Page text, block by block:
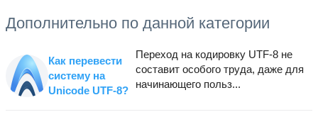
Дополнительно по данной категории
Как перевести
систему на
Unicode UTF-8?
Переход на кодировку UTF-8 не
составит особого труда, даже для
начинающего польз...